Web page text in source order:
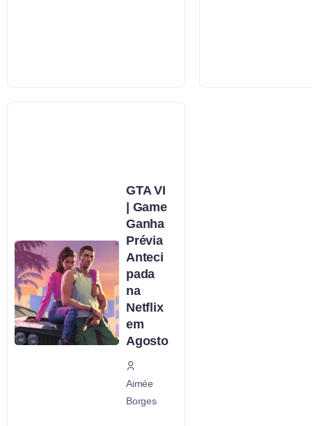
GTA VI
| Game
Ganha
Prévia
Anteci
pada
na
Netflix
em
Agosto
Aimée
Borges